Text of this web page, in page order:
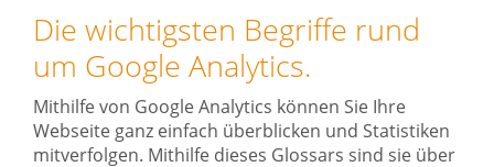
Die wichtigsten Begriffe rund
um Google Analytics.
Mithilfe von Google Analytics können Sie Ihre
Webseite ganz einfach überblicken und Statistiken
mitverfolgen. Mithilfe dieses Glossars sind sie über